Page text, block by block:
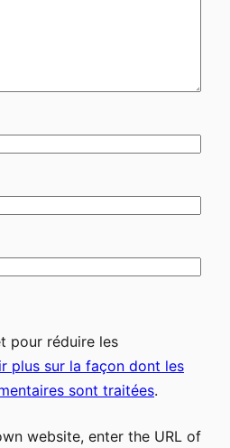
pour réduire les
plus sur la façon dont les
sont traitées.
website, enter the URL of